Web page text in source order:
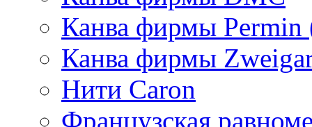
Канва фирмы Permin
Канва фирмы
Нити Caron
Французская